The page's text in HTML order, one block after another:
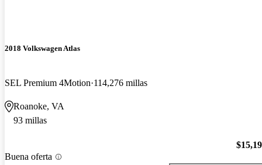
2018 Volkswagen Atlas
SEL Premium 4Motion 114,276 millas
Roanoke, VA
93 millas
Buena oferta